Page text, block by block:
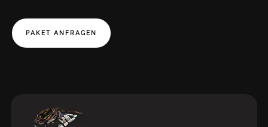
PAKET ANFRAGEN